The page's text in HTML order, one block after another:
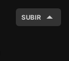
SUBIR